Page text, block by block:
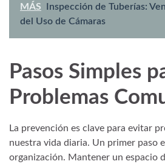
MÁS
Inspección de Tuberías:
del Uso de Cámaras
Pasos Simples
Problemas
La prevención es clave para evitar
nuestra vida diaria. Un primer paso
organización. Mantener un espacio